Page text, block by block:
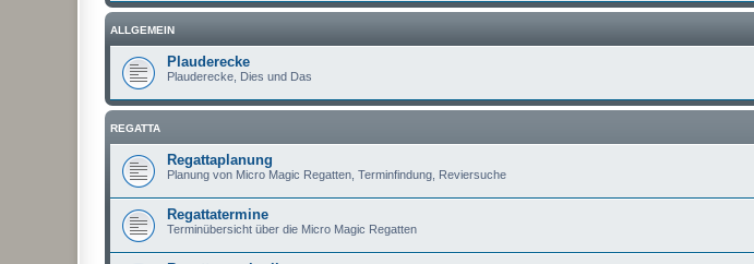
ALLGEMEIN
Plauderecke
Plauderecke, Dies und Das
REGATTA
Regattaplanung
Planung von Micro Magic Regatten, Terminfindung, Reviersuche
Regattatermine
Terminübersicht über die Micro Magic Regatten